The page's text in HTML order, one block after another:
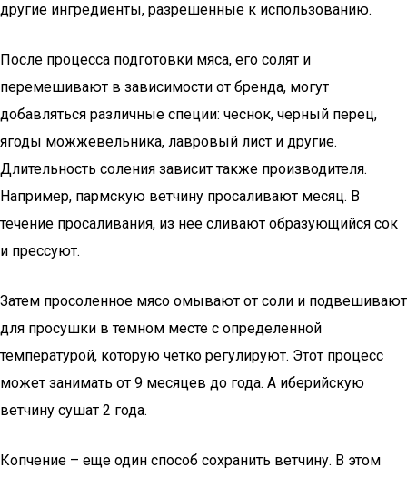
другие ингредиенты, разрешенные к использованию.
После процесса подготовки мяса, его солят и
перемешивают в зависимости от бренда, могут
добавляться различные специи: чеснок, черный перец,
ягоды можжевельника, лавровый лист и другие.
Длительность соления зависит также производителя.
Например, пармскую ветчину просаливают месяц. В
течение просаливания, из нее сливают образующийся сок
и прессуют.
Затем просоленное мясо омывают от соли и подвешивают
для просушки в темном месте с определенной
температурой, которую четко регулируют. Этот процесс
может занимать от 9 месяцев до года. А иберийскую
ветчину сушат 2 года.
Копчение – еще один способ сохранить ветчину. В этом